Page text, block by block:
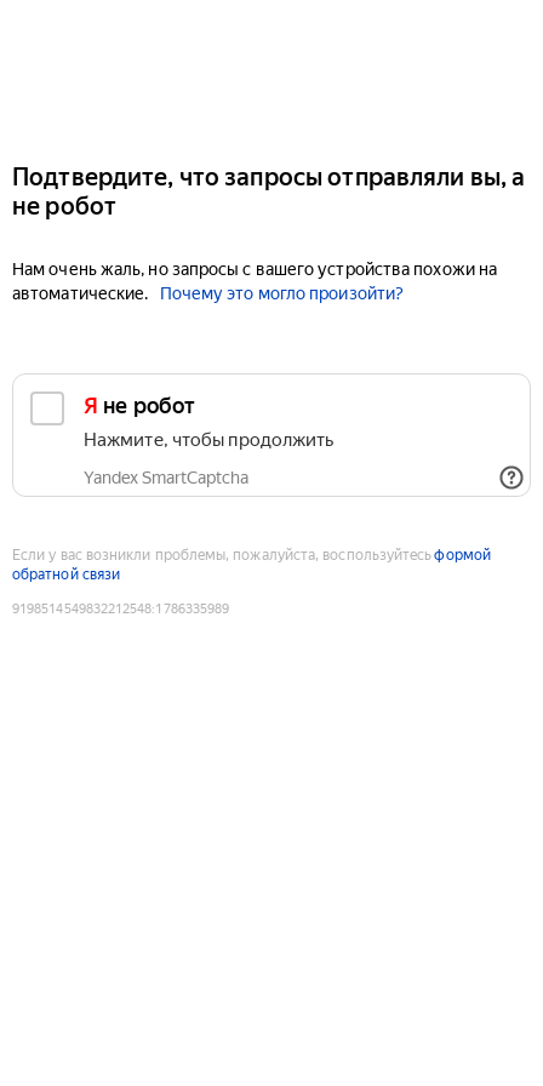
Подтвердите, что запросы отправляли вы, а
не робот
Нам очень жаль, но запросы с вашего устройства похожи на
автоматические.
Почему это могло произойти?
Я не робот
Нажмите, чтобы продолжить
Yandex SmartCaptcha
Если у вас возникли проблемы, пожалуйста, воспользуйтесьформой
обратной связи
9198514549832212548:1786335989